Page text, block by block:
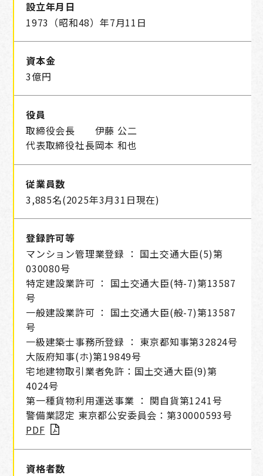
設立年月日
1973（昭和48）年7月11日
資本金
3億円
役員
取締役会長
代表取締役社長
伊藤 公二
岡本 和也
従業員数
3,885名(2025年3月31日現在)
登録許可等
マンション管理業登録 ： 国土交通大臣(5)第
030080号
特定建設業許可 ： 国土交通大臣(特-7)第13587
号
一般建設業許可 ： 国土交通大臣(般-7)第13587
号
一級建築士事務所登録 ： 東京都知事第32824号
大阪府知事(ホ)第19849号
宅地建物取引業者免許：国土交通大臣(9)第
4024号
第一種貨物利用運送事業 ： 関自貨第1241号
警備業認定 東京都公安委員会：第30000593号
PDF
資格者数